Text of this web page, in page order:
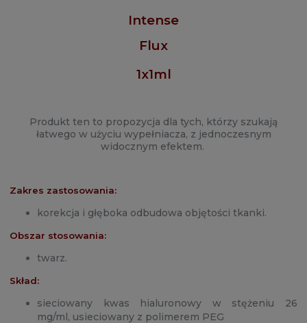
Intense
Flux
1x1ml
Produkt ten to propozycja dla tych, którzy szukają
łatwego w użyciu wypełniacza, z jednoczesnym
widocznym efektem.
Zakres zastosowania:
korekcja i głęboka odbudowa objętości tkanki.
Obszar stosowania:
twarz.
Skład:
sieciowany kwas hialuronowy w stężeniu 26
mg/ml, usieciowany z polimerem PEG